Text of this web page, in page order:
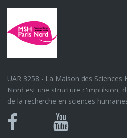
UAR 3258 - La Maison des Sciences
Nord est une structure d'impulsion,
de la recherche en sciences
Bluesky
Canal